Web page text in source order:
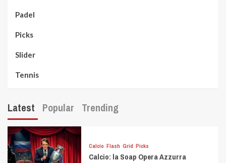
Padel
Picks
Slider
Tennis
Latest Popular Trending
Calcio Flash Grid Picks
Calcio: la Soap Opera Azzurra